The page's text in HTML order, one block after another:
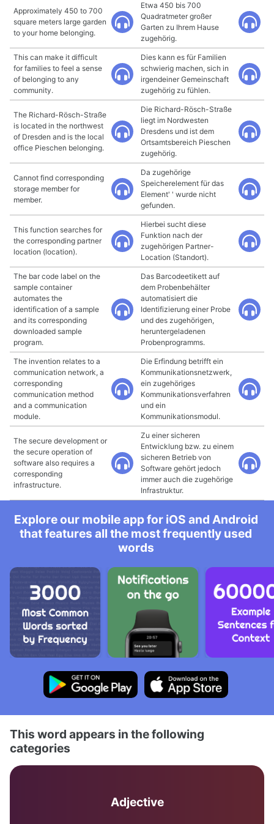
Approximately 450 to 700
square meters large garden
to your home belonging.
Etwa 450 bis 700
Quadratmeter großer
Garten zu Ihrem Hause
zugehörig.
This can make it difficult
for families to feel a sense
of belonging to any
community.
Dies kann es für Familien
schwierig machen, sich in
irgendeiner Gemeinschaft
zugehörig zu fühlen.
The Richard-Rösch-Straße
is located in the northwest
of Dresden and is the local
office Pieschen belonging.
Die Richard-Rösch-Straße
liegt im Nordwesten
Dresdens und ist dem
Ortsamtsbereich Pieschen
zugehörig.
Cannot find corresponding
storage member for
member.
Da zugehörige
Speicherelement für das
Element' ' wurde nicht
gefunden.
This function searches for
the corresponding partner
location (location).
Hierbei sucht diese
Funktion nach der
zugehörigen Partner-
Location (Standort).
The bar code label on the
sample container
automates the
identification of a sample
and its corresponding
downloaded sample
program.
Das Barcodeetikett auf
dem Probenbehälter
automatisiert die
Identifizierung einer Probe
und des zugehörigen,
heruntergeladenen
Probenprogramms.
The invention relates to a
communication network, a
corresponding
communication method
and a communication
module.
Die Erfindung betrifft ein
Kommunikationsnetzwerk,
ein zugehöriges
Kommunikationsverfahren
und ein
Kommunikationsmodul.
The secure development or
the secure operation of
software also requires a
corresponding
infrastructure.
Zu einer sicheren
Entwicklung bzw. zu einem
sicheren Betrieb von
Software gehört jedoch
immer auch die zugehörige
Infrastruktur.
Explore our mobile app for iOS and Android
that features all the most frequently used
words
This word appears in the following
categories
Adjective